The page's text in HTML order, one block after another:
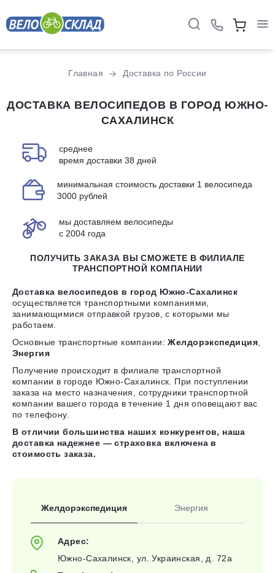
Главная Доставка по России
ДОСТАВКА ВЕЛОСИПЕДОВ В ГОРОД ЮЖНО-
САХАЛИНСК
среднее
время доставки 38 дней
минимальная стоимость доставки 1 велосипеда
3000 рублей
мы доставляем велосипеды
с 2004 года
ПОЛУЧИТЬ ЗАКАЗА ВЫ СМОЖЕТЕ В ФИЛИАЛЕ
ТРАНСПОРТНОЙ КОМПАНИИ
Доставка велосипедов в город Южно-Сахалинск
осуществляется транспортными компаниями,
занимающимися отправкой грузов, с которыми мы
работаем.
Основные транспортные компании:Желдорэкспедиция
Энергия
Получение происходит в филиале транспортной
компании в городе Южно-Сахалинск. При поступлении
заказа на место назначения, сотрудники транспортной
компании вашего города в течение 1 дня оповещают вас
по телефону.
В отличии большинства наших конкурентов, наша
доставка надежнее — страховка включена в
стоимость заказа.
Желдорэкспедиция Энергия
Адрес:
Южно-Сахалинск, ул. Украинская, д. 72а